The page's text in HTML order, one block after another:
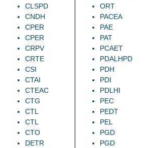
CLSPD
CNDH
CPER
CPER
CRPV
CRTE
CSI
CTAI
CTEAC
CTG
CTL
CTL
CTO
DETR
ORT
PACEA
PAE
PAT
PCAET
PDALHPD
PDH
PDI
PDLHI
PEC
PEDT
PEL
PGD
PGD